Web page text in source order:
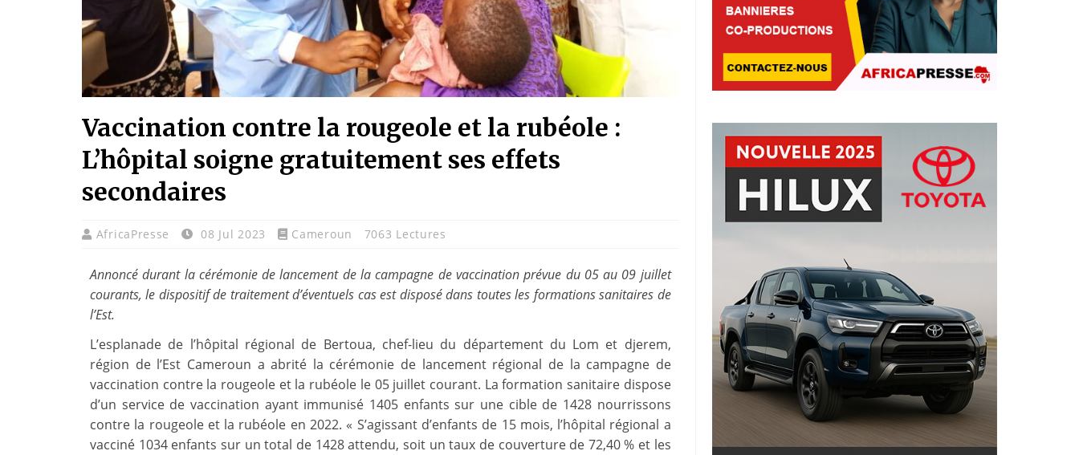
Vaccination contre la rougeole et la rubéole :
L’hôpital soigne gratuitement ses effets
secondaires
AfricaPresse 08 Jul 2023 Cameroun 7063 Lectures
Annoncé durant la cérémonie de lancement de la campagne de vaccination prévue du 05 au 09 juillet
courants, le dispositif de traitement d’éventuels cas est disposé dans toutes les formations sanitaires de
l’Est.
L’esplanade de l’hôpital régional de Bertoua, chef-lieu du département du Lom et djerem,
région de l’Est Cameroun a abrité la cérémonie de lancement régional de la campagne de
vaccination contre la rougeole et la rubéole le 05 juillet courant. La formation sanitaire dispose
d’un service de vaccination ayant immunisé 1405 enfants sur une cible de 1428 nourrissons
contre la rougeole et la rubéole en 2022. « S’agissant d’enfants de 15 mois, l’hôpital régional a
vacciné 1034 enfants sur un total de 1428 attendu, soit un taux de couverture de 72,40 % et les